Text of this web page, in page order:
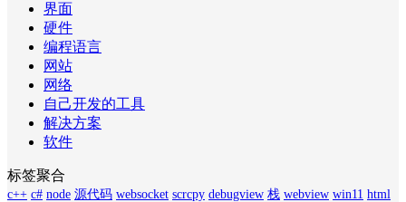
界面
硬件
编程语言
网站
网络
自己开发的工具
解决方案
软件
标签聚合
c++ c# node 源代码 websocket scrcpy debugview 栈 webview win11 html